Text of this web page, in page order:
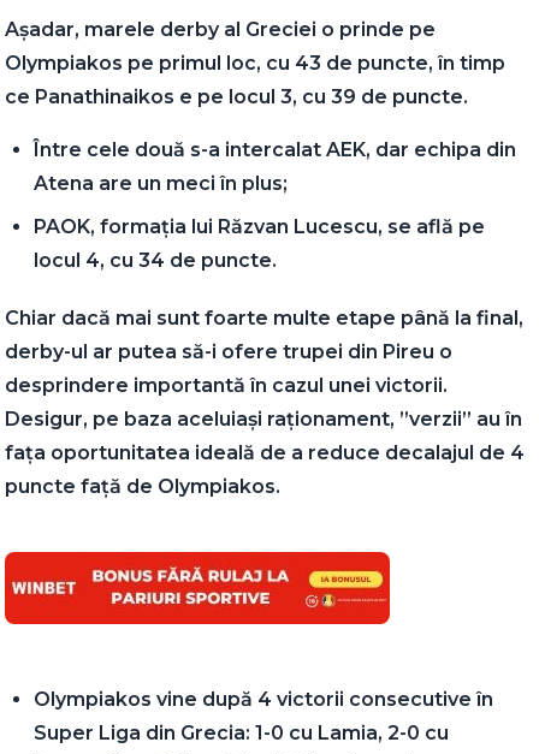
Așadar, marele derby al Greciei o prinde pe
Olympiakos pe primul loc, cu 43 de puncte, în timp
ce Panathinaikos e pe locul 3, cu 39 de puncte.
Între cele două s-a intercalat AEK, dar echipa din
Atena are un meci în plus;
PAOK, formația lui Răzvan Lucescu, se află pe
locul 4, cu 34 de puncte.
Chiar dacă mai sunt foarte multe etape până la final,
derby-ul ar putea să-i ofere trupei din Pireu o
desprindere importantă în cazul unei victorii.
Desigur, pe baza aceluiași raționament, ”verzii” au în
fața oportunitatea ideală de a reduce decalajul de 4
puncte față de Olympiakos.
Olympiakos vine după 4 victorii consecutive în
Super Liga din Grecia: 1-0 cu Lamia, 2-0 cu